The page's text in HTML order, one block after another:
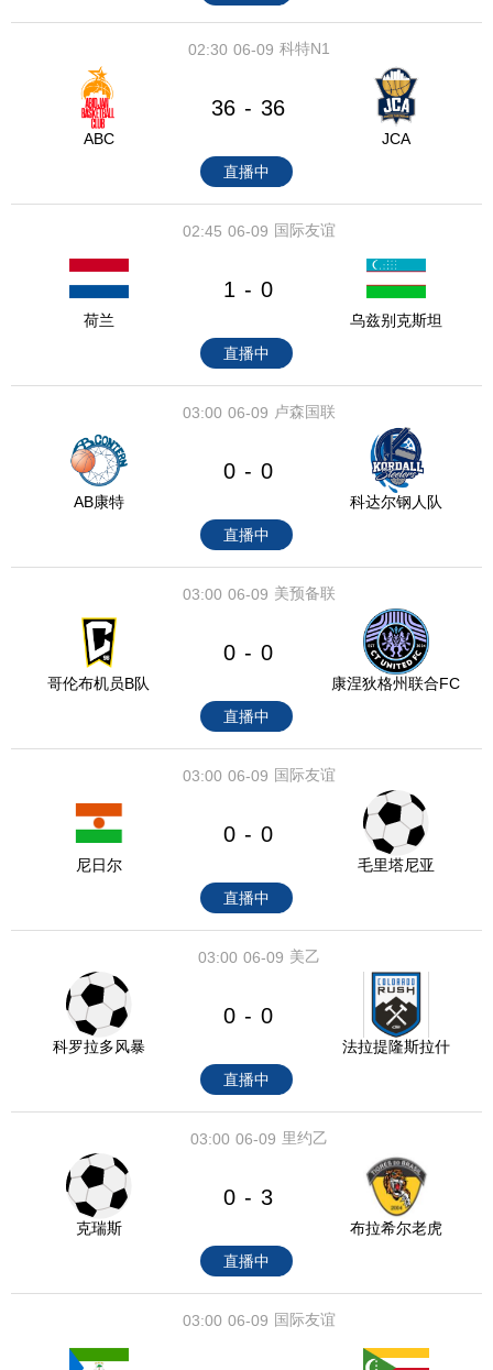
06-09
02:30 科特N1
ABC
36 - 36
JCA
直播中
06-09
02:45 国际友谊
荷兰
1 - 0
乌兹别克斯坦
直播中
06-09
03:00 卢森国联
AB康特
0 - 0
科达尔钢人队
直播中
06-09
03:00 美预备联
哥伦布机员B队
0 - 0
康涅狄格州联合FC
直播中
06-09
03:00 国际友谊
尼日尔
0 - 0
毛里塔尼亚
直播中
06-09
03:00 美乙
科罗拉多风暴
0 - 0
法拉提隆斯拉什
直播中
06-09
03:00 里约乙
克瑞斯
0 - 3
布拉希尔老虎
直播中
06-09
03:00 国际友谊